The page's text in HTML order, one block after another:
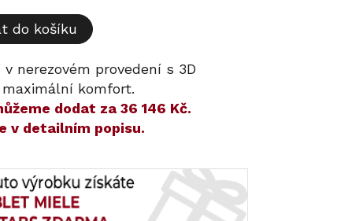
do košíku
nerezovém provedení s 3D
komfort.
dodat za 36 146 Kč.
v detailním popisu.